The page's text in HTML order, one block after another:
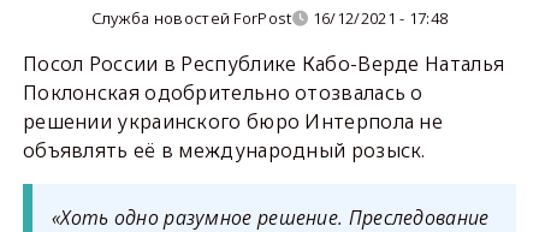
Служба новостей ForPost 16/12/2021 - 17:48
Посол России в Республике Кабо-Верде Наталья
Поклонская одобрительно отозвалась о
решении украинского бюро Интерпола не
объявлять её в международный розыск.
«Хоть одно разумное решение. Преследование